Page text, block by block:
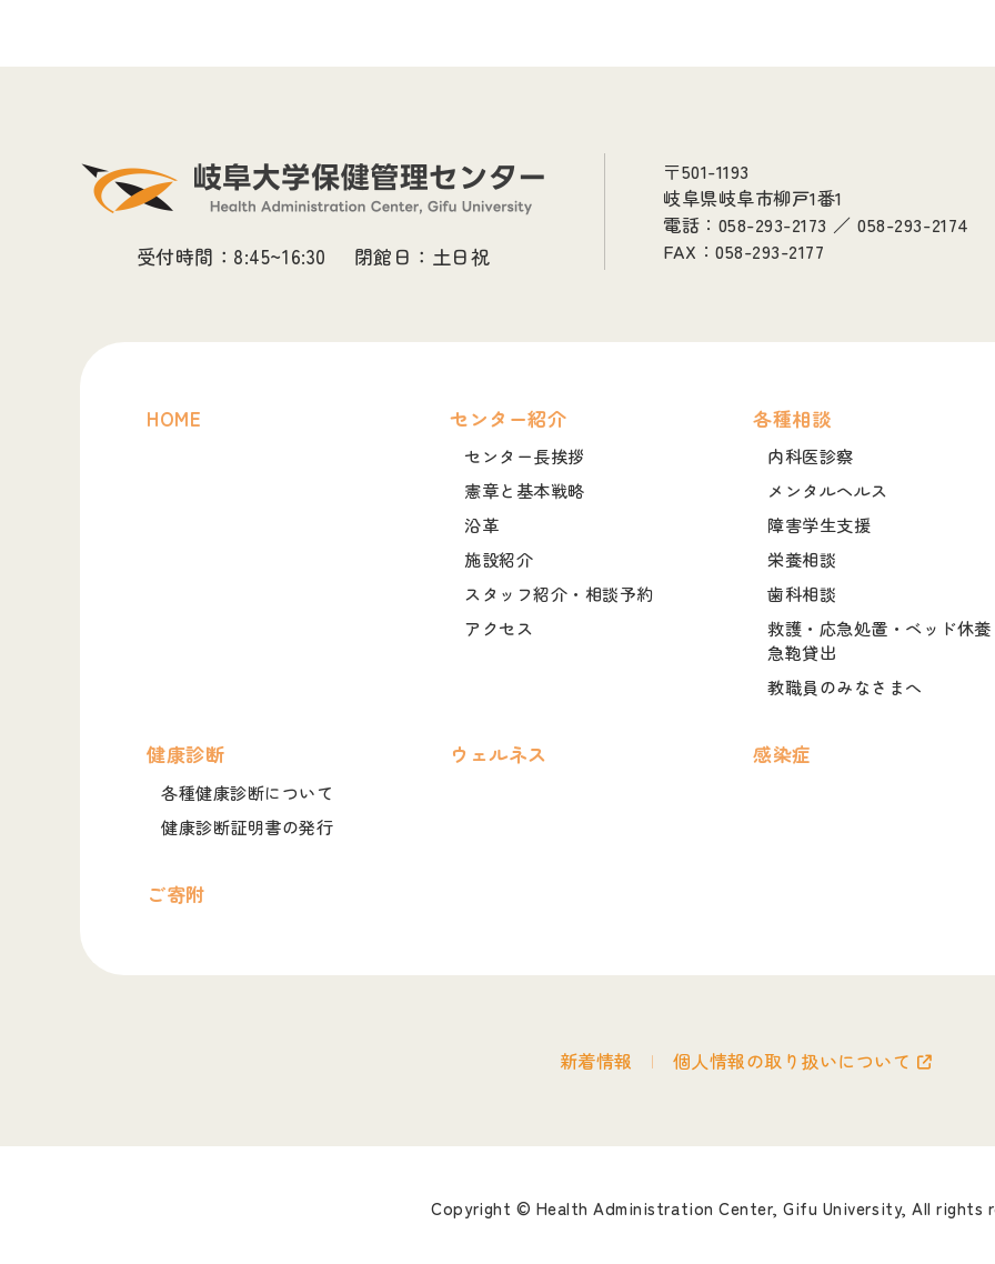
受付時間：8:45~16:30 閉館日：土日祝
〒501-1193
岐阜県岐阜市柳戸1番1
電話：058-293-2173 ／ 058-293-2174
FAX：058-293-2177
HOME センター紹介
センター長挨拶
憲章と基本戦略
沿革
施設紹介
スタッフ紹介・相談予約
アクセス
各種相談
内科医診察
メンタルヘルス
障害学生支援
栄養相談
歯科相談
救護・応急処置・ベッド休
急鞄貸出
教職員のみなさまへ
健康診断
各種健康診断について
健康診断証明書の発行
ウェルネス 感染症
ご寄附
新着情報 個人情報の取り扱いについて
Copyright © Health Administration Center, Gifu University, All rights